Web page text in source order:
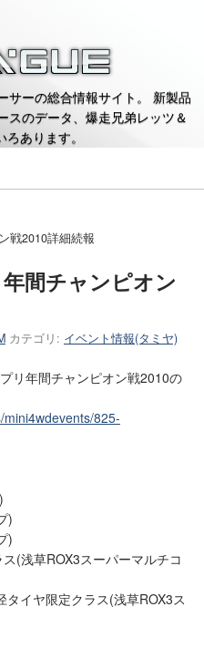
サーの総合情報サイト。 新製品
スのデータ、爆走兄弟レッツ＆
あります。
戦2010詳細続報
間チャンピオン
カテゴリ: イベント情報(タミヤ)
リ年間チャンピオン戦2010の
825-
)
)
(浅草ROX3スーパーマルチコ
イヤ限定クラス(浅草ROX3ス